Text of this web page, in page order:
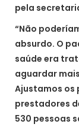
pela
“Não
absurdo. O
saúde era
aguardar
Ajustamos os
prestadores
530 pessoas